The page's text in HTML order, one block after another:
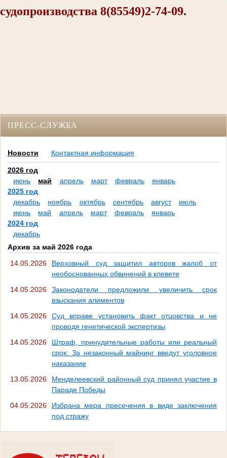
судопроизводства 8(85549)2-74-09.
ПРЕСС-СЛУЖБА
Новости Контактная информация
2026 год
июнь
май апрель март февраль
январь
2025 год
декабрь
ноябрь октябрь сентябрь август
июль
июнь
май апрель март февраль
январь
2024 год
декабрь
Архив за май 2026 года
14.05.2026
Верховный суд защитил авторов жалоб от
необоснованных обвинений в клевете
14.05.2026
Законодатели предложили увеличить срок
взыскания алиментов
14.05.2026
Суд вправе установить факт отцовства и не
проводя генетической экспертизы
14.05.2026
Штраф, принудительные работы или реальный
срок: За незаконный майнинг введут уголовное
наказание
13.05.2026
Менделеевский районный суд принял участие в
Параде Победы
04.05.2026
Избрана мера пресечения в виде заключения
под стражу